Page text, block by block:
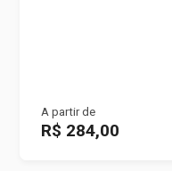
A partir de
R$ 284,00